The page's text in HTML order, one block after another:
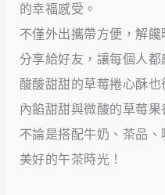
的幸福感受。
不僅外出攜帶方便，解
分享給好友，讓每個人都
酸酸甜甜的草莓捲心酥也
內餡甜甜與微酸的草莓果
不論是搭配牛奶、茶品
美好的午茶時光！